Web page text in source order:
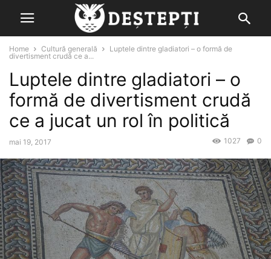
Home Cultură generală
Luptele dintre gladiatori – o formă de
divertisment crudă ce a...
Luptele dintre gladiatori – o
formă de divertisment crudă
ce a jucat un rol în politică
mai 19, 2017 0
1027